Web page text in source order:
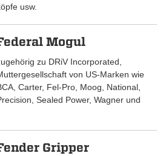
usw.
Mogul
zu DRiV Incorporated,
von US-Marken wie
Carter, Fel-Pro, Moog, National,
Sealed Power, Wagner und
Gripper